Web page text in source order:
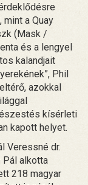
a Quay
(Mask /
és a lengyel
kalandjait
Phil
azokkal
kísérleti
kapott helyet.
Veressné dr.
Pál alkotta
218 magyar